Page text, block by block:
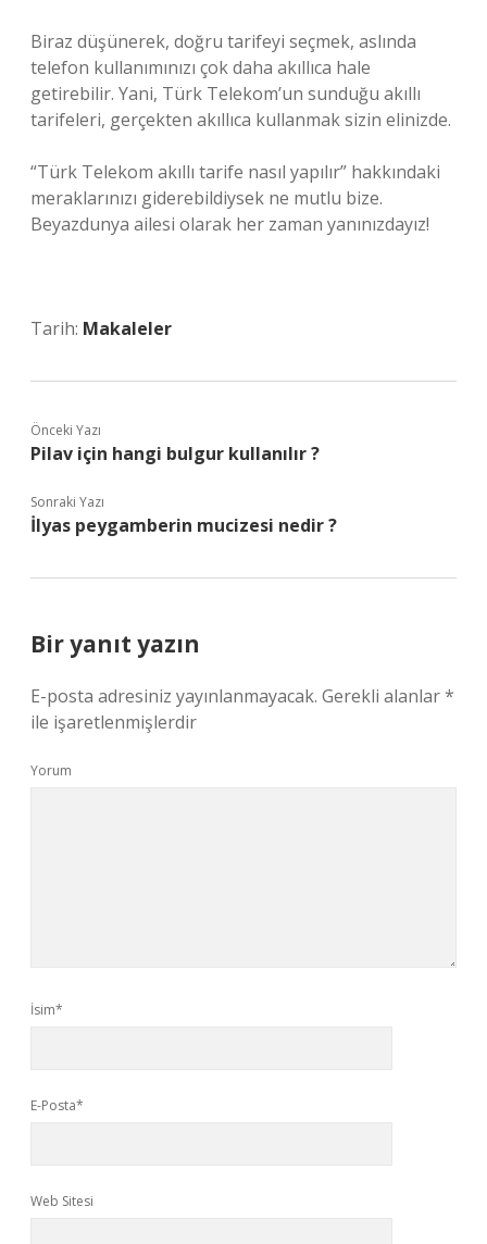
Biraz düşünerek, doğru tarifeyi seçmek, aslında
telefon kullanımınızı çok daha akıllıca hale
getirebilir. Yani, Türk Telekom’un sunduğu akıllı
tarifeleri, gerçekten akıllıca kullanmak sizin elinizde.
“Türk Telekom akıllı tarife nasıl yapılır” hakkındaki
meraklarınızı giderebildiysek ne mutlu bize.
Beyazdunya ailesi olarak her zaman yanınızdayız!
Tarih: Makaleler
Önceki Yazı
Pilav için hangi bulgur kullanılır ?
Sonraki Yazı
İlyas peygamberin mucizesi nedir ?
Bir yanıt yazın
E-posta adresiniz yayınlanmayacak. Gerekli alanlar*
ile işaretlenmişlerdir
Yorum
İsim*
E-Posta*
Web Sitesi